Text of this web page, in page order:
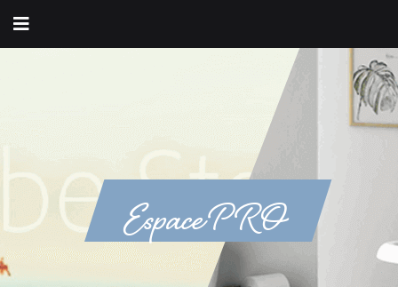
Espace PRO